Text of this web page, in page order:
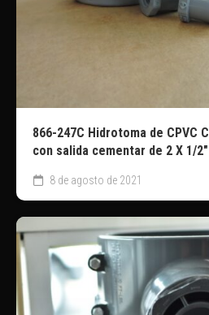
866-247C Hidrotoma de CPVC
con salida cementar de 2 X 1/2″
8 de agosto de 2021